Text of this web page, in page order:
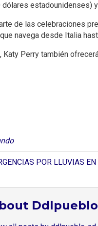
dólares estadounidenses)
de las celebraciones
navega desde Italia
Katy Perry también
POR LLUVIAS EN